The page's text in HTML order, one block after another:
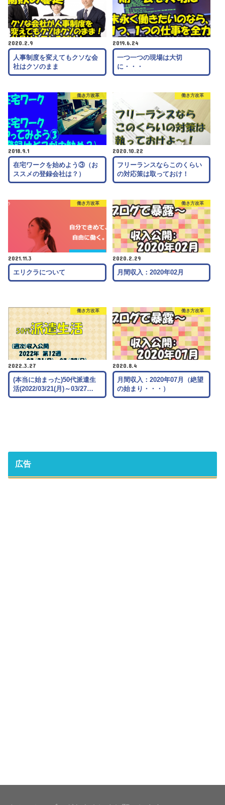
2020.2.9
人事制度を変えてもクソな会
社はクソのまま
2019.6.24
一つ一つの現場は大切
に・・・
働き方改革
2018.9.1
在宅ワークを始めよう③（お
ススメの登録会社は？）
働き方改革
2020.10.22
フリーランスならこのくらい
の対応策は取っておけ！
働き方改革
2021.11.3
エリクラについて
働き方改革
2020.2.29
月間収入：2020年02月
働き方改革
2022.3.27
(本当に始まった)50代派遣生
活(2022/03/21(月)～03/27…
働き方改革
2020.8.4
月間収入：2020年07月（絶望
の始まり・・・）
広告